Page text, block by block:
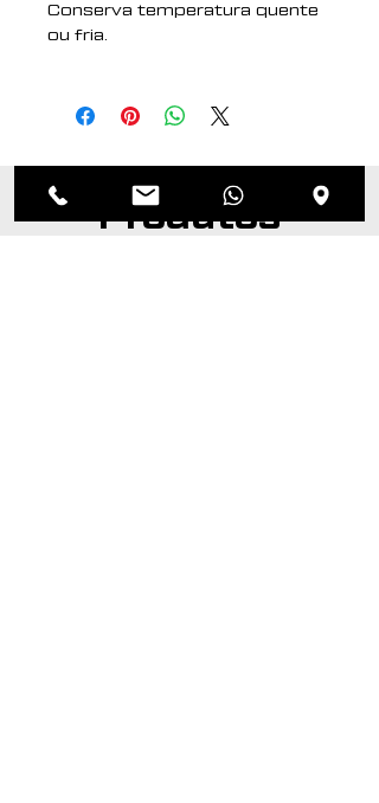
Conserva temperatura quente
ou fria.
Largura : 6,5 cm
gravação (CxL): 18 cm x 7 cm
Peso aproximado (g): 277
Produtos